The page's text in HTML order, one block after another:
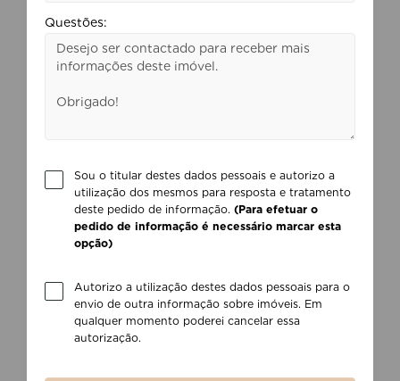
Questões:
Sou o titular destes dados pessoais e autorizo a
utilização dos mesmos para resposta e tratamento
deste pedido de informação. (Para efetuar o
pedido de informação é necessário marcar esta
opção)
Autorizo a utilização destes dados pessoais para o
envio de outra informação sobre imóveis. Em
qualquer momento poderei cancelar essa
autorização.